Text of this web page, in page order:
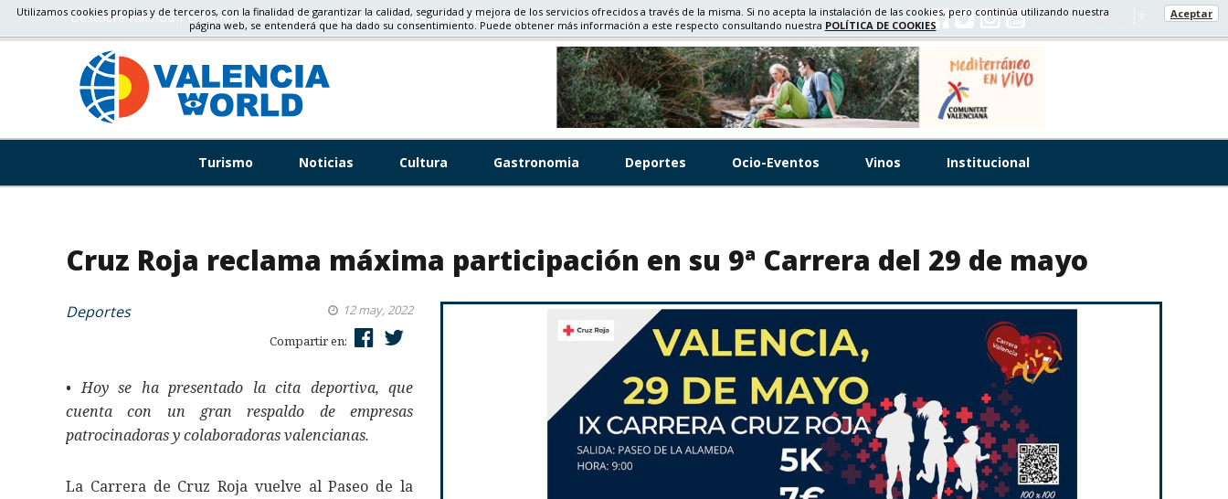
Descubre valencia El Tiempo GASTRONOMÍA, TURISMO, CULTURA Select Language
Turismo Noticias Cultura Gastronomia Deportes Ocio-Eventos Vinos Institucional
Cruz Roja reclama máxima participación en su 9ª Carrera del 29 de mayo
Deportes
12 may, 2022
Compartir en:
• Hoy se ha presentado la cita deportiva, que
cuenta con un gran respaldo de empresas
patrocinadoras y colaboradoras valencianas.
La Carrera de Cruz Roja vuelve al Paseo de la
Utilizamos cookies propias y de terceros, con la finalidad de garantizar la calidad, seguridad y mejora de los servicios ofrecidos a través de la misma. Si no acepta la instalación de las cookies, pero continúa utilizando nuestra
página web, se entenderá que ha dado su consentimiento. Puede obtener más información a este respecto consultando nuestra POLÍTICA DE COOKIES
Aceptar